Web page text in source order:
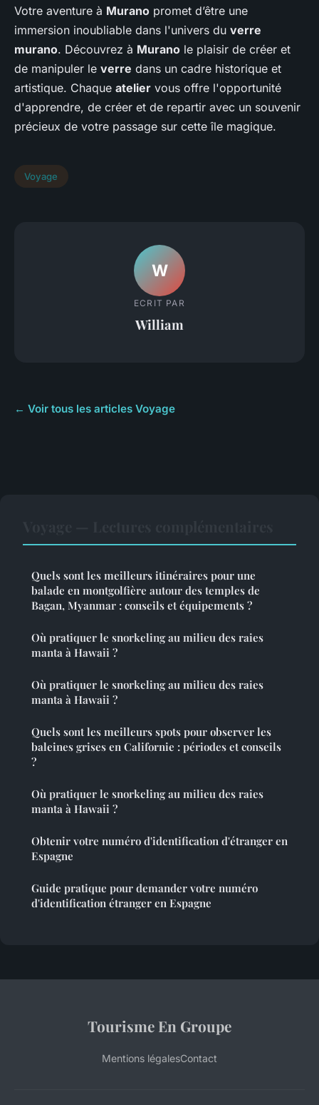
Votre aventure à Murano promet d’être une
immersion inoubliable dans l'univers du verre
murano. Découvrez à Murano le plaisir de créer et
de manipuler le verre dans un cadre historique et
artistique. Chaque atelier vous offre l'opportunité
d'apprendre, de créer et de repartir avec un souvenir
précieux de votre passage sur cette île magique.
Voyage
W
ECRIT PAR
William
← Voir tous les articles Voyage
Quels sont les meilleurs itinéraires pour une
balade en montgolfière autour des temples de
Bagan, Myanmar : conseils et équipements ?
Où pratiquer le snorkeling au milieu des raies
manta à Hawaii ?
Où pratiquer le snorkeling au milieu des raies
manta à Hawaii ?
Quels sont les meilleurs spots pour observer les
baleines grises en Californie : périodes et conseils
?
Où pratiquer le snorkeling au milieu des raies
manta à Hawaii ?
Obtenir votre numéro d'identification d'étranger en
Espagne
Guide pratique pour demander votre numéro
d'identification étranger en Espagne
Tourisme En Groupe
Mentions légalesContact